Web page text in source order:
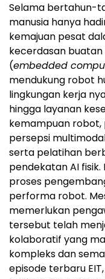
Selama bertahun-
manusia hanya
kemajuan pesat
kecerdasan
(embedded
mendukung robot
lingkungan kerja
hingga layanan
kemampuan robot,
persepsi
serta pelatihan
pendekatan AI
proses
performa robot.
memerlukan
tersebut telah
kolaboratif yang
kompleks dan
episode terbaru